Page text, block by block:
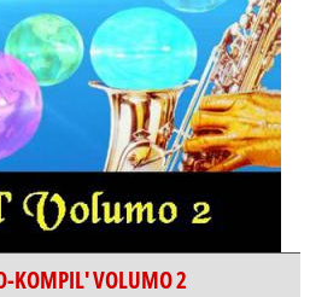
KOMPIL' VOLUMO 2